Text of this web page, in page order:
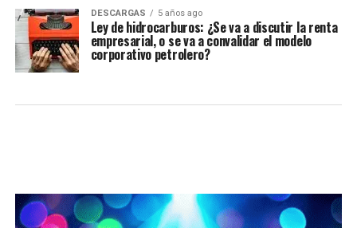
DESCARGAS 5 años ago
Ley de hidrocarburos: ¿Se va a discutir la renta
empresarial, o se va a convalidar el modelo
corporativo petrolero?